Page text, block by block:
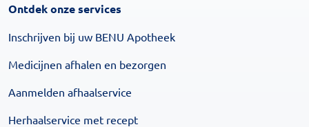
Ontdek onze services
Inschrijven bij uw BENU Apotheek
Medicijnen afhalen en bezorgen
Aanmelden afhaalservice
Herhaalservice met recept